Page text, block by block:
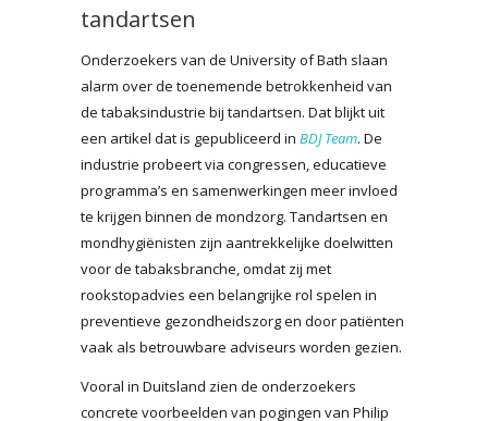
tandartsen
Onderzoekers van de University of Bath slaan
alarm over de toenemende betrokkenheid van
de tabaksindustrie bij tandartsen. Dat blijkt uit
een artikel dat is gepubliceerd in BDJ Team. De
industrie probeert via congressen, educatieve
programma’s en samenwerkingen meer invloed
te krijgen binnen de mondzorg. Tandartsen en
mondhygiënisten zijn aantrekkelijke doelwitten
voor de tabaksbranche, omdat zij met
rookstopadvies een belangrijke rol spelen in
preventieve gezondheidszorg en door patiënten
vaak als betrouwbare adviseurs worden gezien.
Vooral in Duitsland zien de onderzoekers
concrete voorbeelden van pogingen van Philip